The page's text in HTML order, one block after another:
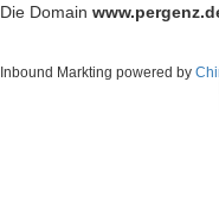
Die Domain
Inbound Markting powered by